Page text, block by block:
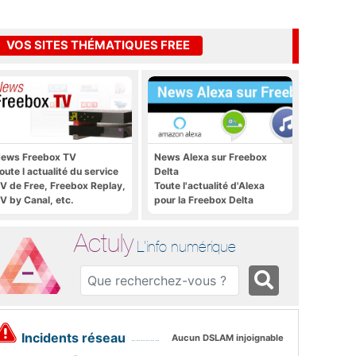
VOS SITES THÉMATIQUES FREE
Freebox TV
l actualité du service
de Free, Freebox Replay,
by Canal, etc.
News Alexa sur Freebox
Delta
Toute l'actualité d'Alexa
pour la Freebox Delta
Actuly L'info numérique
Incidents réseau Aucun DSLAM injoignable